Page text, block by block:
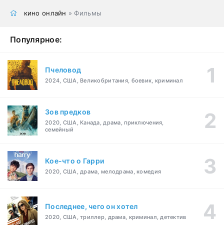
кино онлайн » Фильмы
Популярное:
Пчеловод
2024, США, Великобритания, боевик, криминал
Зов предков
2020, США, Канада, драма, приключения,
семейный
Кое-что о Гарри
2020, США, драма, мелодрама, комедия
Последнее, чего он хотел
2020, США, триллер, драма, криминал, детектив